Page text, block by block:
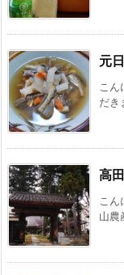
元
こ
だき
高
こ
山農